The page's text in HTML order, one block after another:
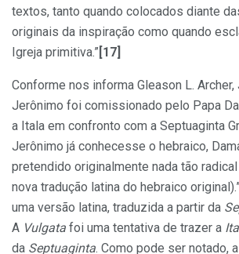
textos, tanto quando colocados diante
originais da inspiração como quando
Igreja primitiva.” [17]
Conforme nos informa Gleason L. Archer,
Jerônimo foi comissionado pelo Papa
a Itala em confronto com a Septuaginta
Jerônimo já conhecesse o hebraico,
pretendido originalmente nada tão
nova tradução latina do hebraico original).”
uma versão latina, traduzida a partir da
A Vulgata foi uma tentativa de trazer a
da Septuaginta. Como pode ser notado, a